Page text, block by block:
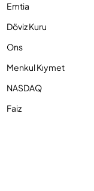
Emtia
Döviz Kuru
Ons
Menkul Kıymet
NASDAQ
Faiz